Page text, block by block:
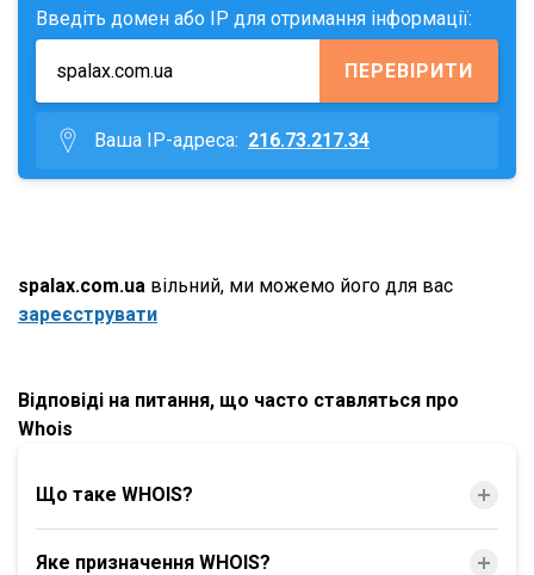
Введіть домен або IP для отримання інформації:
ПЕРЕВІРИТИ
Ваша IP-адреса: 216.73.217.34
spalax.com.ua вільний, ми можемо його для вас
зареєструвати
Відповіді на питання, що часто ставляться про
Whois
Що таке WHOIS?
Яке призначення WHOIS?